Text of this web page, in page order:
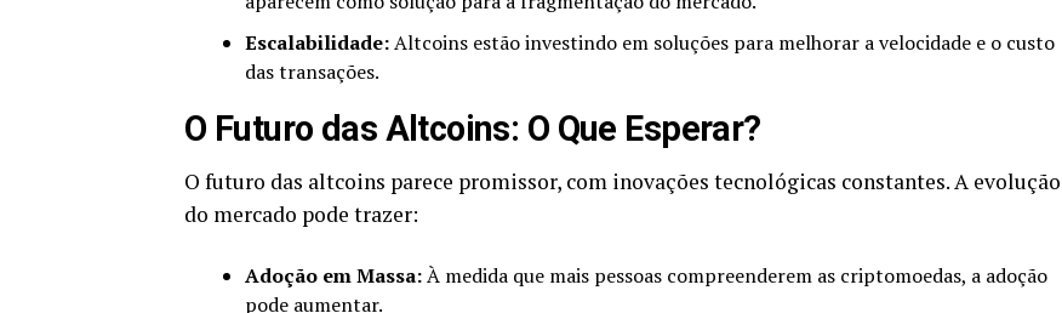
Escalabilidade:Altcoins estão investindo em soluções para melhorar a velocidade e o custo
das transações.
O Futuro das Altcoins: O Que Esperar?
O futuro das altcoins parece promissor, com inovações tecnológicas constantes. A evolução
do mercado pode trazer:
Adoção em Massa:À medida que mais pessoas compreenderem as criptomoedas, a adoção
pode aumentar.